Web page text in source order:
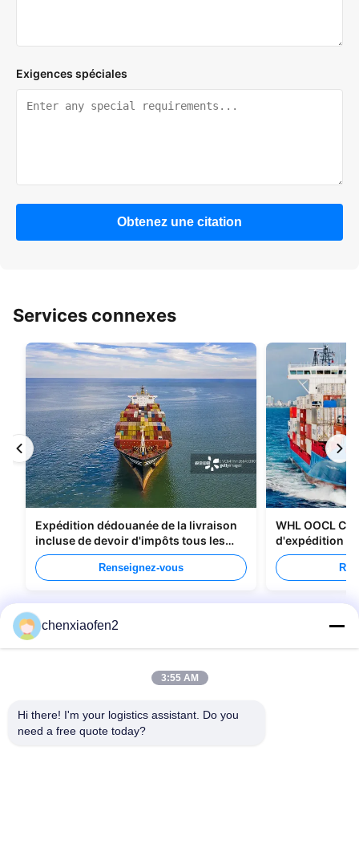
Exigences spéciales
Obtenez une citation
Services connexes
Expédition dédouanée de la livraison
incluse de devoir d'impôts tous les
types d'emballage
Renseignez-vous
WHL OOCL
d'expédition
Chine au
chenxiaofen2
3:55 AM
Hi there! I'm your logistics assistant. Do you
need a free quote today?